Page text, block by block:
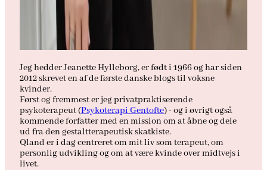
Jeg hedder Jeanette Hylleborg, er født i 1966 og har siden
2012 skrevet en af de første danske blogs til voksne
kvinder.
Først og fremmest er jeg privatpraktiserende
psykoterapeut (Psykoterapi Gentofte) - og i øvrigt også
kommende forfatter med en mission om at åbne og dele
ud fra den gestaltterapeutisk skatkiste.
Qland er i dag centreret om mit liv som terapeut, om
personlig udvikling og om at være kvinde over midtvejs i
livet.